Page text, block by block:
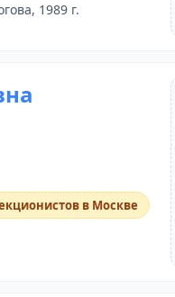
1989 г.
в Москве